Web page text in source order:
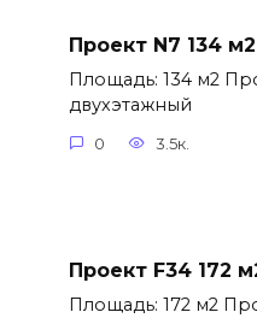
Проект N7 134 м2
Площадь: 134 м2
двухэтажный
0 3.5к.
Проект F34 172
Площадь: 172 м2